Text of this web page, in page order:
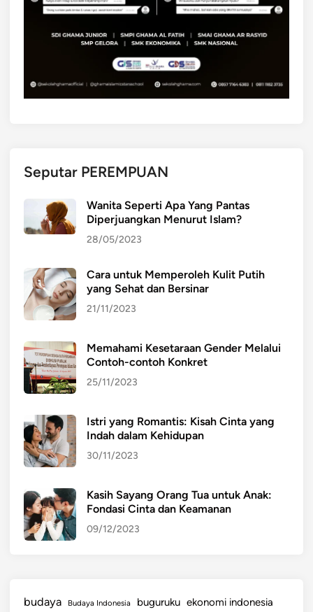
Seputar PEREMPUAN
Wanita Seperti Apa Yang Pantas
Diperjuangkan Menurut Islam?
28/05/2023
Cara untuk Memperoleh Kulit Putih
yang Sehat dan Bersinar
21/11/2023
Memahami Kesetaraan Gender Melalui
Contoh-contoh Konkret
25/11/2023
Istri yang Romantis: Kisah Cinta yang
Indah dalam Kehidupan
30/11/2023
Kasih Sayang Orang Tua untuk Anak:
Fondasi Cinta dan Keamanan
09/12/2023
budaya Budaya Indonesia buguruku ekonomi indonesia